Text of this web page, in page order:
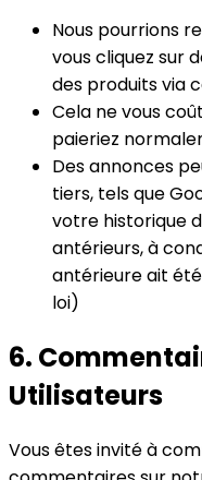
Nous pourrions
vous cliquez sur
des produits via
Cela ne vous
paieriez
Des annonces
tiers, tels que
votre historique
antérieurs, à
antérieure ait
loi)
6.
Utilisateurs
Vous êtes invité à